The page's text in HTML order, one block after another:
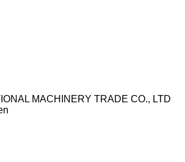
MACHINERY TRADE CO., LTD